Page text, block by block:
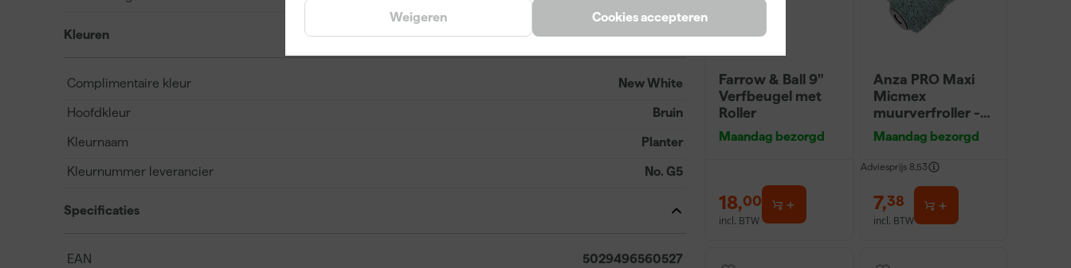
Cookies accepteren
Weigeren
Kleuren
Complimentaire kleur New White
Hoofdkleur Bruin
Kleurnaam Planter
Kleurnummer leverancier No. G5
Specificaties
EAN 5029496560527
Farrow & Ball 9"
Verfbeugel met
Roller
Maandag bezorgd
18,00
incl. BTW
Anza PRO Maxi
Micmex
muurverfroller -
18cm
Maandag bezorgd
Adviesprijs 8,53
7,38
incl. BTW